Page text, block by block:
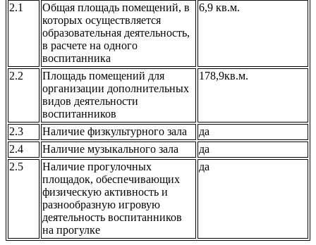
2.1
Общая площадь помещений, в
которых осуществляется
образовательная деятельность,
в расчете на одного
воспитанника
6,9 кв.м.
2.2
Площадь помещений для
организации дополнительных
видов деятельности
воспитанников
178,9кв.м.
2.3 Наличие физкультурного зала
да
2.4
Наличие музыкального зала
да
2.5
Наличие прогулочных
площадок, обеспечивающих
физическую активность и
разнообразную игровую
деятельность воспитанников
на прогулке
да